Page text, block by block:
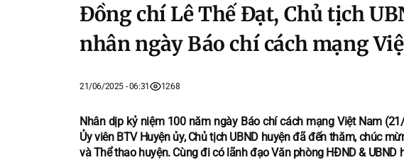
Đồng chí Lê Thế Đạt, Chủ tịch
nhân ngày Báo chí cách mạng
21/06/2025 - 06:31 1268
Nhân dịp kỷ niệm 100 năm ngày Báo chí cách mạng Việt Nam
Ủy viên BTV Huyện ủy, Chủ tịch UBND huyện đã đến thăm, chúc
và Thể thao huyện. Cùng đi có lãnh đạo Văn phòng HĐND &